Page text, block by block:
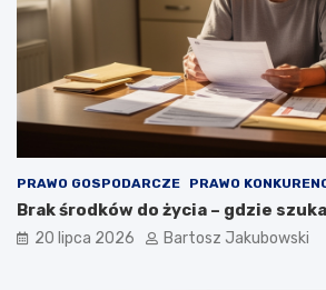
PRAWO GOSPODARCZE PRAWO
Brak środków do życia – gdzie
20 lipca 2026 Bartosz Jakubowski